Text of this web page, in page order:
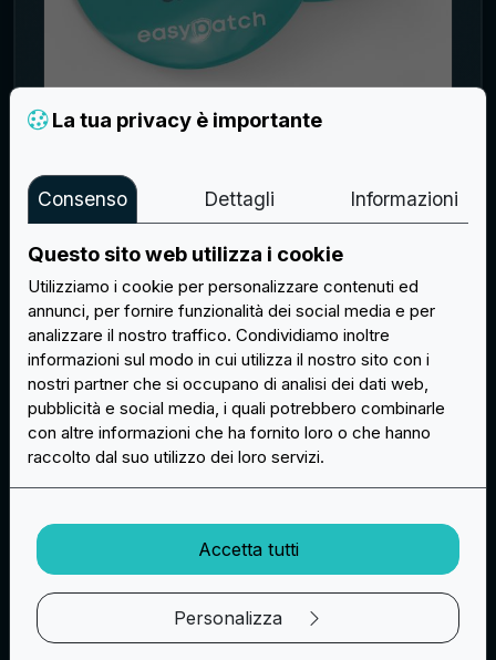
€ 0,50
Acquista
La tua privacy è importante
Consenso Dettagli Informazioni
Questo sito web utilizza i cookie
Utilizziamo i cookie per personalizzare contenuti ed
annunci, per fornire funzionalità dei social media e per
analizzare il nostro traffico. Condividiamo inoltre
informazioni sul modo in cui utilizza il nostro sito con i
nostri partner che si occupano di analisi dei dati web,
pubblicità e social media, i quali potrebbero combinarle
con altre informazioni che ha fornito loro o che hanno
raccolto dal suo utilizzo dei loro servizi.
Accetta tutti
Personalizza